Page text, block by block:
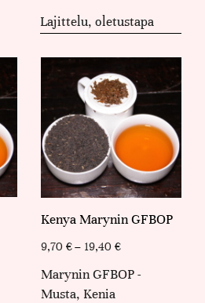
Kenya Marynin GFBOP
9,70 € – 19,40 €
Marynin GFBOP -
Musta, Kenia